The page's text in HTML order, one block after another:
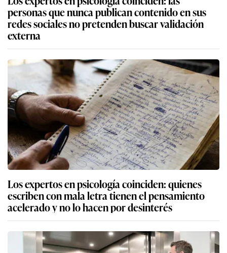
personas que nunca publican contenido en sus
redes sociales no pretenden buscar validación
externa
Los expertos en psicología coinciden: quienes
escriben con mala letra tienen el pensamiento
acelerado y no lo hacen por desinterés